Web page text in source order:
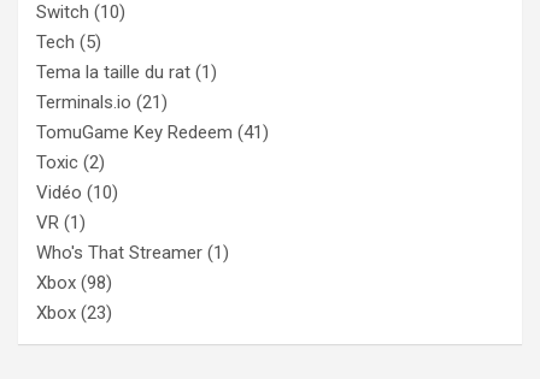
Switch (10)
Tech (5)
Tema la taille du rat (1)
Terminals.io (21)
TomuGame Key Redeem (41)
Toxic (2)
Vidéo (10)
VR (1)
Who's That Streamer (1)
Xbox (98)
Xbox (23)